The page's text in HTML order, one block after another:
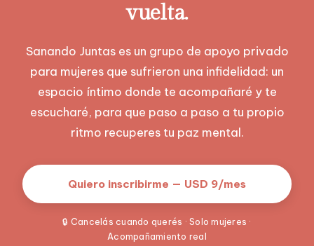
vuelta.
Sanando Juntas es un grupo de apoyo privado
para mujeres que sufrieron una infidelidad: un
espacio íntimo donde te acompañaré y te
escucharé, para que paso a paso a tu propio
ritmo recuperes tu paz mental.
Quiero inscribirme — USD 9/mes
🔒 Cancelás cuando querés · Solo mujeres ·
Acompañamiento real